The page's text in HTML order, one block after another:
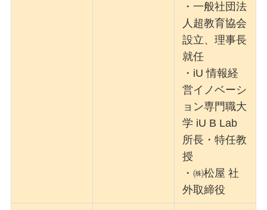
・一般社団法
人超教育協会
設立、理事長
就任
・iU 情報経
営イノベーシ
ョン専門職大
学 iU B Lab
所長・特任教
授
・㈱松屋 社
外取締役